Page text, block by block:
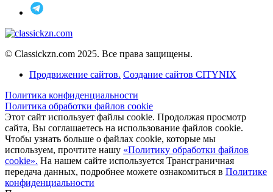
© Classickzn.com 2025. Все права защищены.
Продвижение сайтов. Создание сайтов CITYNIX
Политика конфиденциальности
Политика обработки файлов cookie
Этот сайт использует файлы cookie. Продолжая просмотр
сайта, Вы соглашаетесь на использование файлов cookie.
Чтобы узнать больше о файлах cookie, которые мы
используем, прочтите нашу «Политику обработки файлов
cookie». На нашем сайте используется Трансграничная
передача данных, подробнее можете ознакомиться в Политике
конфиденциальности